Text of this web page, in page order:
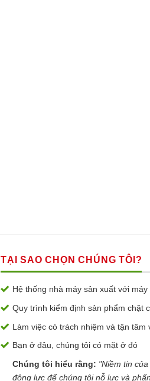
TẠI SAO CHỌN CHÚNG TÔI?
Hệ thống nhà máy sản xuất với
Quy trình kiểm định sản phẩm chặt
Làm việc có trách nhiệm và tận tâm
Bạn ở đâu, chúng tôi có mặt ở đó
Chúng tôi hiểu rằng: "Niềm tin
động lực để chúng tôi nỗ lực và